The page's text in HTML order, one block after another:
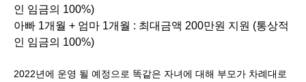
인 임금의 100%)
아빠 1개월 + 엄마 1개월 : 최대금액 200만원 지원 (통상적
인 임금의 100%)
2022년에 운영 될 예정으로 똑같은 자녀에 대해 부모가 차례대로